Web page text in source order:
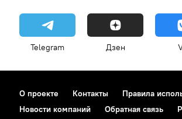
Telegram Дзен
О проекте Контакты Правила
Новости компаний
Обратная связь